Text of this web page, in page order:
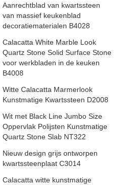
Aanrechtblad van kwartssteen
van massief keukenblad
decoratiematerialen B4028
Calacatta White Marble Look
Quartz Stone Solid Surface Stone
voor werkbladen in de keuken
B4008
Witte Calacatta Marmerlook
Kunstmatige Kwartssteen D2008
Wit met Black Line Jumbo Size
Oppervlak Polijsten Kunstmatige
Quartz Stone Slab NT322
Nieuw design grijs ontworpen
kwartssteenplaat C3014
Calacatta witte kunstmatige